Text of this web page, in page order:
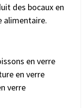
des bocaux en
alimentaire.
en verre
en verre
verre